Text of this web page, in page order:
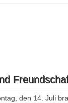
den 14. Juli